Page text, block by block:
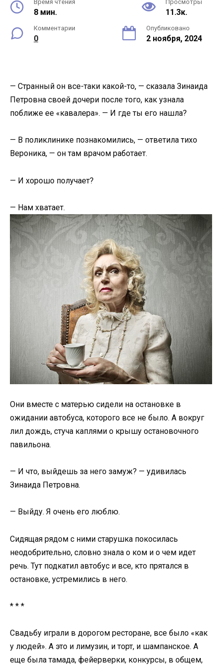
Время чтения
8 мин.
Просмотры
11.3к.
Комментарии
0
Опубликовано
2 ноября, 2024
— Странный он все-таки какой-то, — сказала Зинаида
Петровна своей дочери после того, как узнала
поближе ее «кавалера». — И где ты его нашла?
— В поликлинике познакомились, — ответила тихо
Вероника, — он там врачом работает.
— И хорошо получает?
— Нам хватает.
Они вместе с матерью сидели на остановке в
ожидании автобуса, которого все не было. А вокруг
лил дождь, стуча каплями о крышу остановочного
павильона.
— И что, выйдешь за него замуж? — удивилась
Зинаида Петровна.
— Выйду. Я очень его люблю.
Сидящая рядом с ними старушка покосилась
неодобрительно, словно знала о ком и о чем идет
речь. Тут подкатил автобус и все, кто прятался в
остановке, устремились в него.
* * *
Свадьбу играли в дорогом ресторане, все было «как
у людей». А это и лимузин, и торт, и шампанское. А
еще была тамада, фейерверки, конкурсы, в общем,